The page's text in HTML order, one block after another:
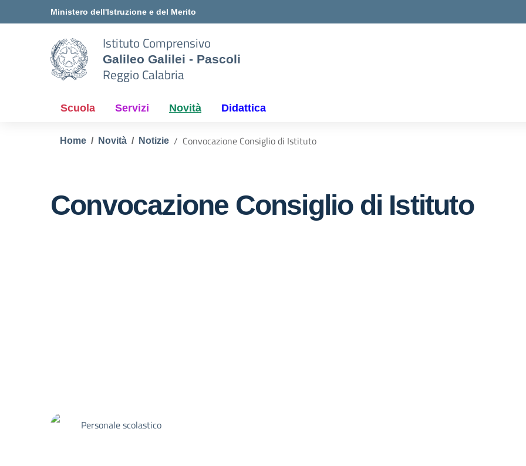
Ministero dell'Istruzione e del Merito
Istituto Comprensivo
Galileo Galilei - Pascoli
Reggio Calabria
Scuola Servizi Novità Didattica
Home Novità Notizie Convocazione Consiglio di Istituto
Convocazione Consiglio di Istituto
Personale scolastico